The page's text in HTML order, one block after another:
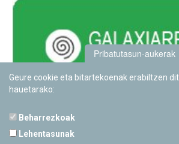
Pribatutasun-aukerak
Geure cookie eta bitartekoenak erabiltzen
hauetarako:
Beharrezkoak
Lehentasunak